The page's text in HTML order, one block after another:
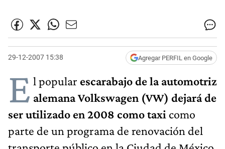
29-12-2007 15:38 Agregar PERFIL en Google
E l popular escarabajo de la automotriz
alemana Volkswagen (VW) dejará de
ser utilizado en 2008 como taxi como
parte de un programa de renovación del